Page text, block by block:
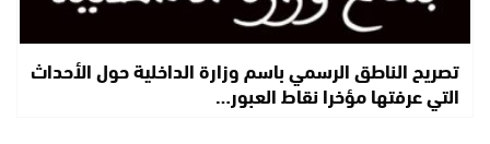
تصريح الناطق الرسمي باسم وزارة الداخلية حول الأحداث
التي عرفتها مؤخرا نقاط العبور…